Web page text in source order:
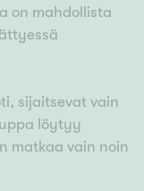
on mahdollista
sijaitsevat vain
löytyy
matkaa vain noin